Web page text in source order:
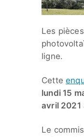
Les
ligne.
Cette
lundi 15
avril 2021
Le